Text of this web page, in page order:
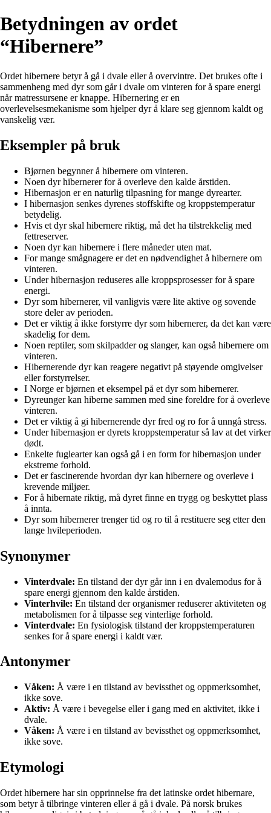
Betydningen av ordet
“Hibernere”
Ordet hibernere betyr å gå i dvale eller å overvintre. Det brukes ofte i
sammenheng med dyr som går i dvale om vinteren for å spare energi
når matressursene er knappe. Hibernering er en
overlevelsesmekanisme som hjelper dyr å klare seg gjennom kaldt og
vanskelig vær.
Eksempler på bruk
Bjørnen begynner å hibernere om vinteren.
Noen dyr hibernerer for å overleve den kalde årstiden.
Hibernasjon er en naturlig tilpasning for mange dyrearter.
I hibernasjon senkes dyrenes stoffskifte og kroppstemperatur
betydelig.
Hvis et dyr skal hibernere riktig, må det ha tilstrekkelig med
fettreserver.
Noen dyr kan hibernere i flere måneder uten mat.
For mange smågnagere er det en nødvendighet å hibernere om
vinteren.
Under hibernasjon reduseres alle kroppsprosesser for å spare
energi.
Dyr som hibernerer, vil vanligvis være lite aktive og sovende
store deler av perioden.
Det er viktig å ikke forstyrre dyr som hibernerer, da det kan være
skadelig for dem.
Noen reptiler, som skilpadder og slanger, kan også hibernere om
vinteren.
Hibernerende dyr kan reagere negativt på støyende omgivelser
eller forstyrrelser.
I Norge er bjørnen et eksempel på et dyr som hibernerer.
Dyreunger kan hiberne sammen med sine foreldre for å overleve
vinteren.
Det er viktig å gi hibernerende dyr fred og ro for å unngå stress.
Under hibernasjon er dyrets kroppstemperatur så lav at det virker
dødt.
Enkelte fuglearter kan også gå i en form for hibernasjon under
ekstreme forhold.
Det er fascinerende hvordan dyr kan hibernere og overleve i
krevende miljøer.
For å hibernate riktig, må dyret finne en trygg og beskyttet plass
å innta.
Dyr som hibernerer trenger tid og ro til å restituere seg etter den
lange hvileperioden.
Synonymer
Vinterdvale: En tilstand der dyr går inn i en dvalemodus for å
spare energi gjennom den kalde årstiden.
Vinterhvile: En tilstand der organismer reduserer aktiviteten og
metabolismen for å tilpasse seg vinterlige forhold.
Vinterdvale: En fysiologisk tilstand der kroppstemperaturen
senkes for å spare energi i kaldt vær.
Antonymer
Våken: Å være i en tilstand av bevissthet og oppmerksomhet,
ikke sove.
Aktiv: Å være i bevegelse eller i gang med en aktivitet, ikke i
dvale.
Våken: Å være i en tilstand av bevissthet og oppmerksomhet,
ikke sove.
Etymologi
Ordet hibernere har sin opprinnelse fra det latinske ordet hibernare,
som betyr å tilbringe vinteren eller å gå i dvale. På norsk brukes